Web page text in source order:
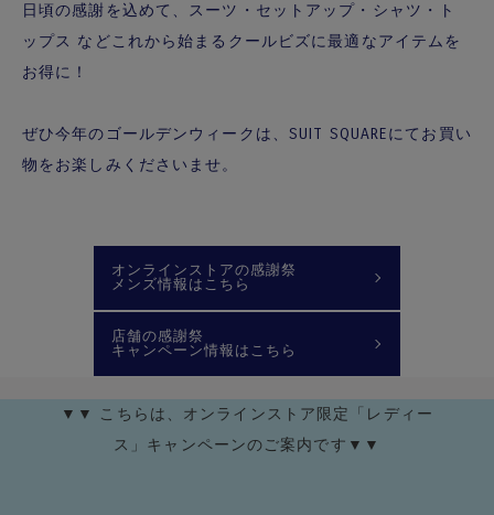
日頃の感謝を込めて、スーツ・セットアップ・シャツ・ト
ップス などこれから始まるクールビズに最適なアイテムを
お得に！
ぜひ今年のゴールデンウィークは、SUIT SQUAREにてお買い
物をお楽しみくださいませ。
オンラインストアの感謝祭
メンズ情報はこちら
店舗の感謝祭
キャンペーン情報はこちら
▼▼ こちらは、オンラインストア限定「レディー
ス」キャンペーンのご案内です▼▼